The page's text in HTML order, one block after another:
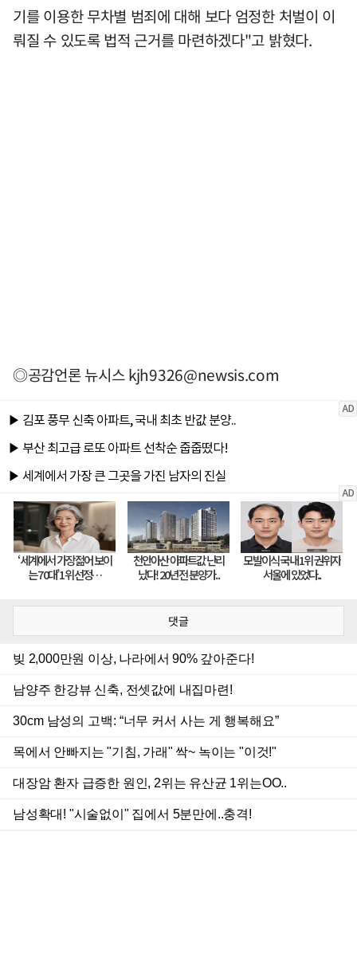
기를 이용한 무차별 범죄에 대해 보다 엄정한 처벌이 이
뤄질 수 있도록 법적 근거를 마련하겠다"고 밝혔다.
◎공감언론 뉴시스kjh9326@newsis.com
댓글